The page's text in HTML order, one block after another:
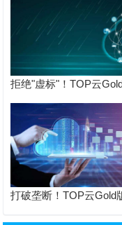
拒绝"虚标"！TOP云
实性能数据公开挑战全
打破垄断！TOP云Gold